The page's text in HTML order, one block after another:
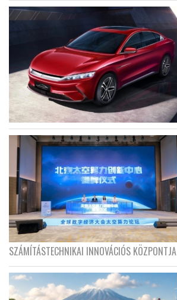
SZÁMÍTÁSTECHNIKAI INNOVÁCIÓS KÖZPONTJA